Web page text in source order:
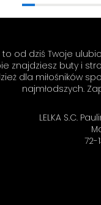
jeszcze! Zespół LELKA 🦋
to od dziś Twoje
znajdziesz buty i
dla miłośników
najmłodszych.
LELKA S.C.
72-